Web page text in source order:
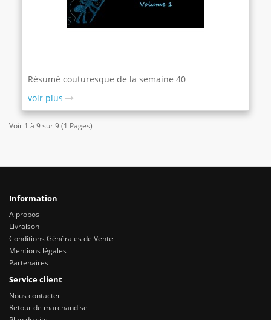
Résumé couturesque de la semaine 40
voir plus
Voir 1 à 9 sur 9 (1 Pages)
Information
A propos
Livraison
Conditions Générales de Vente
Mentions légales
Partenaires
Service client
Nous contacter
Retour de marchandise